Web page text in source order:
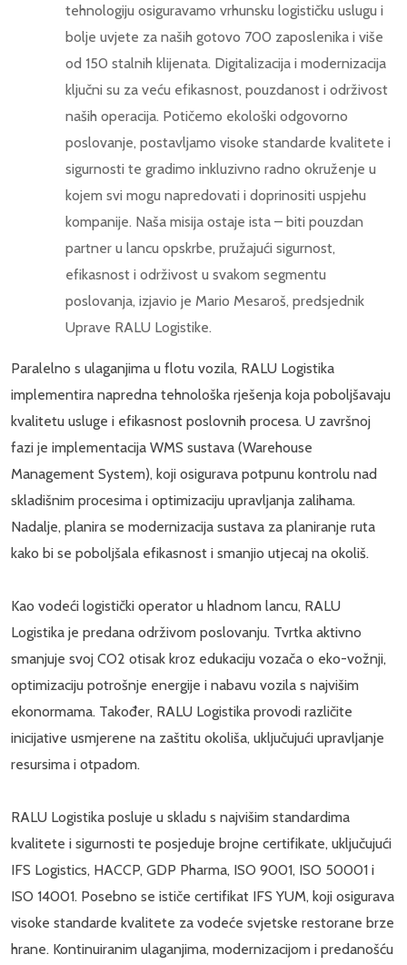
tehnologiju osiguravamo vrhunsku logističku uslugu i
bolje uvjete za naših gotovo 700 zaposlenika i više
od 150 stalnih klijenata. Digitalizacija i modernizacija
ključni su za veću efikasnost, pouzdanost i održivost
naših operacija. Potičemo ekološki odgovorno
poslovanje, postavljamo visoke standarde kvalitete i
sigurnosti te gradimo inkluzivno radno okruženje u
kojem svi mogu napredovati i doprinositi uspjehu
kompanije. Naša misija ostaje ista – biti pouzdan
partner u lancu opskrbe, pružajući sigurnost,
efikasnost i održivost u svakom segmentu
poslovanja, izjavio je Mario Mesaroš, predsjednik
Uprave RALU Logistike.
Paralelno s ulaganjima u flotu vozila, RALU Logistika
implementira napredna tehnološka rješenja koja poboljšavaju
kvalitetu usluge i efikasnost poslovnih procesa. U završnoj
fazi je implementacija WMS sustava (Warehouse
Management System), koji osigurava potpunu kontrolu nad
skladišnim procesima i optimizaciju upravljanja zalihama.
Nadalje, planira se modernizacija sustava za planiranje ruta
kako bi se poboljšala efikasnost i smanjio utjecaj na okoliš.
Kao vodeći logistički operator u hladnom lancu, RALU
Logistika je predana održivom poslovanju. Tvrtka aktivno
smanjuje svoj CO2 otisak kroz edukaciju vozača o eko-vožnji,
optimizaciju potrošnje energije i nabavu vozila s najvišim
ekonormama. Također, RALU Logistika provodi različite
inicijative usmjerene na zaštitu okoliša, uključujući upravljanje
resursima i otpadom.
RALU Logistika posluje u skladu s najvišim standardima
kvalitete i sigurnosti te posjeduje brojne certifikate, uključujući
IFS Logistics, HACCP, GDP Pharma, ISO 9001, ISO 50001 i
ISO 14001. Posebno se ističe certifikat IFS YUM, koji osigurava
visoke standarde kvalitete za vodeće svjetske restorane brze
hrane. Kontinuiranim ulaganjima, modernizacijom i predanošću